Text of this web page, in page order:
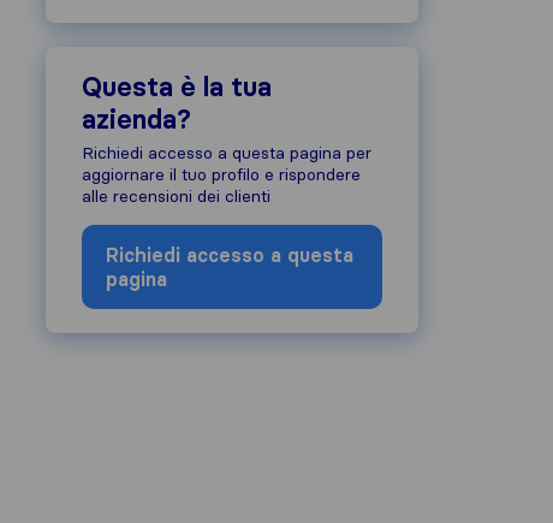
Questa è la tua
azienda?
Richiedi accesso a questa pagina per
aggiornare il tuo profilo e rispondere
alle recensioni dei clienti
Richiedi accesso a questa
pagina